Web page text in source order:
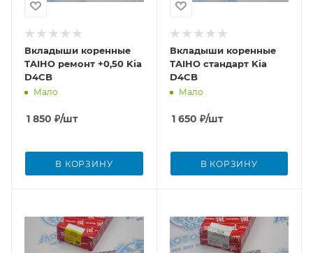
Вкладыши коренные
TAIHO ремонт +0,50 Kia
D4CB
Мало
1 850 ₽/шт
В КОРЗИНУ
Вкладыши коренные
TAIHO стандарт Kia
D4CB
Мало
1 650 ₽/шт
В КОРЗИНУ